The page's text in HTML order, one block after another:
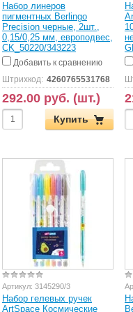
Набор линеров
пигментных Berlingo
Precision черные, 2шт.,
0,15/0,25 мм, европодвес,
CK_50220/343223
Добавить к сравнению
Штрихкод: 4260765531768
292.00 руб. (шт.)
Купить
Артикул: 3145290/3
Набор гелевых ручек
ArtSpace Космические